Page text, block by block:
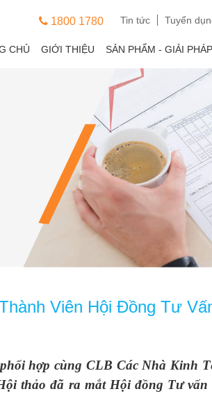
1800 1780 Tin tức Tuyển
CHỦ GIỚI THIỆU SẢN PHẨM - GIẢI PHÁP
Viên Hội Đồng Tư
hợp cùng CLB Các Nhà Kinh
thảo đã ra mắt Hội đồng Tư